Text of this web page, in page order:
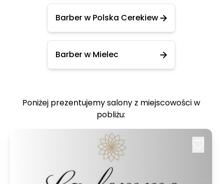
Barber w Polska Cerekiew
Barber w Mielec
Poniżej prezentujemy salony z miejscowości w
pobliżu: